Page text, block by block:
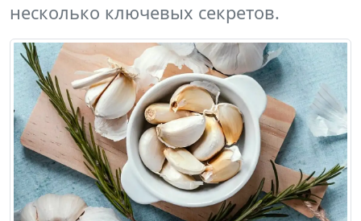
несколько ключевых секретов.